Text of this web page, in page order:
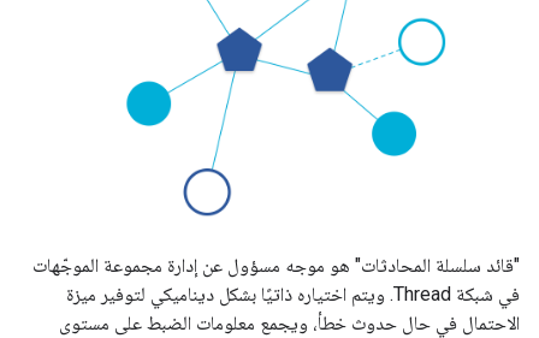
"قائد سلسلة المحادثات" هو موجه مسؤول عن إدارة مجموعة الموجّهات
في شبكة Thread. ويتم اختياره ذاتيًا بشكل ديناميكي لتوفير ميزة
الاحتمال في حال حدوث خطأ، ويجمع معلومات الضبط على مستوى